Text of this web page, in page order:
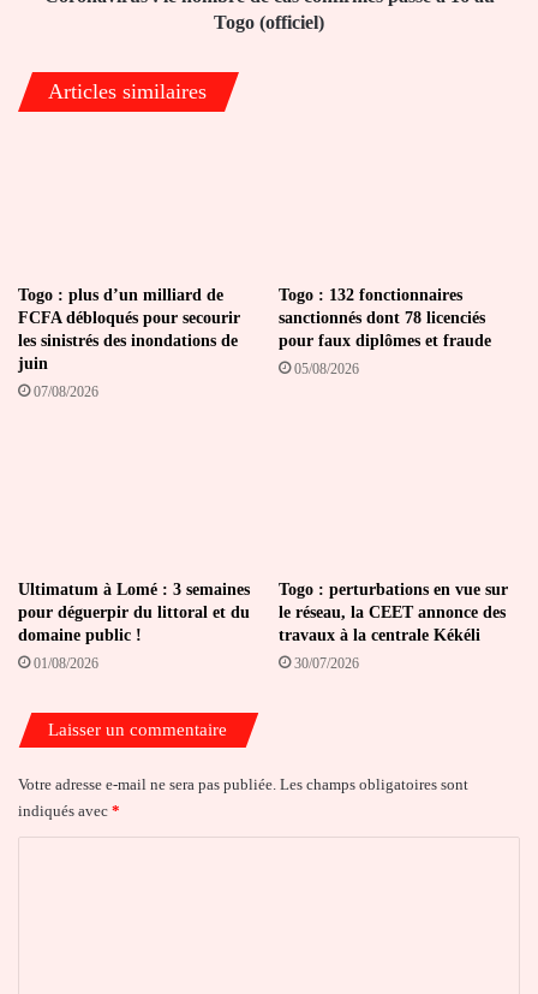
(officiel)
Togo (officiel)
Articles similaires
Togo : plus d’un milliard de
FCFA débloqués pour secourir
les sinistrés des inondations de
juin
07/08/2026
Togo : 132 fonctionnaires
sanctionnés dont 78 licenciés
pour faux diplômes et fraude
05/08/2026
Ultimatum à Lomé : 3 semaines
pour déguerpir du littoral et du
domaine public !
01/08/2026
Togo : perturbations en vue sur
le réseau, la CEET annonce des
travaux à la centrale Kékéli
30/07/2026
Laisser un commentaire
Votre adresse e-mail ne sera pas publiée. Les champs obligatoires sont
indiqués avec *